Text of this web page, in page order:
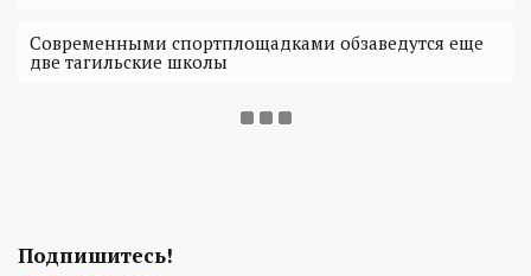
Современными спортплощадками обзаведутся еще
две тагильские школы
Подпишитесь!